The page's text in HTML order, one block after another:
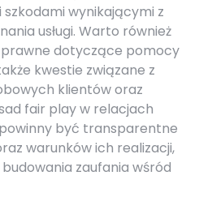
wynikającymi z
usługi. Warto również
prawne dotyczące pomocy
kwestie związane z
klientów oraz
fair play w relacjach
być transparentne
warunków ich realizacji,
zaufania wśród